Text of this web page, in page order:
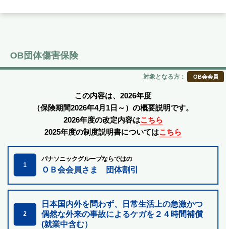
OB団体傷害保険
対象となる方： OB会会員
この内容は、2026年度
（保険期間2026年4月1日～）の概要説明です。
2026年度の改定内容はこちら
2025年度の制度説明書についてはこちら
1
パナソニックグループならではの
ＯＢ会会員さま 団体割引
2
日本国内外を問わず、日常生活上の急激かつ
偶然な外来の事故によるケガを２４時間補償
(就業中含む）